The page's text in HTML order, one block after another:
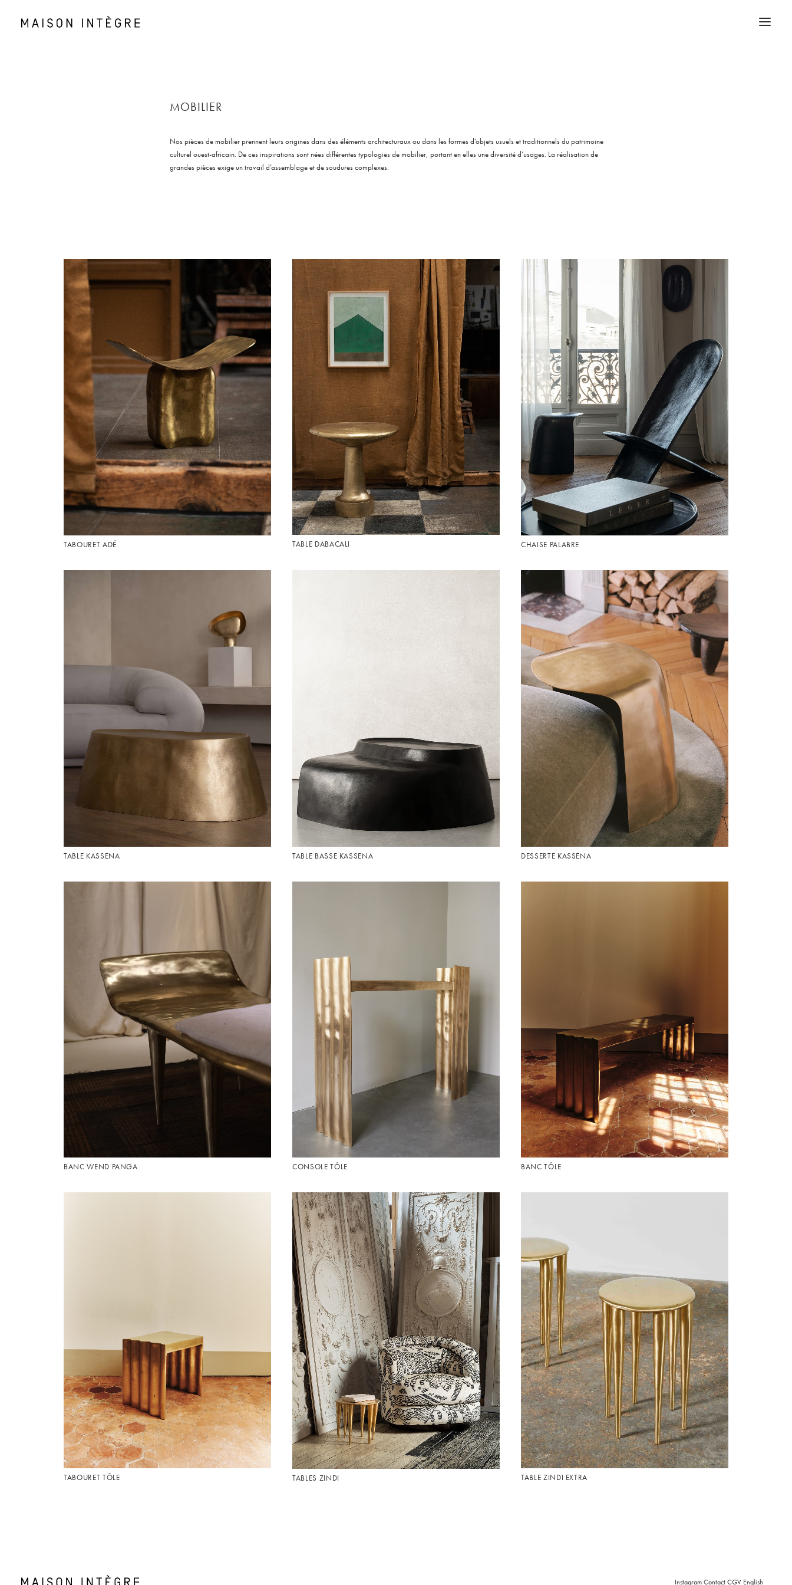
MOBILIER
Nos pièces de mobilier prennent leurs origines dans des éléments architecturaux ou dans les formes d’objets usuels et traditionnels du patrimoine
culturel ouest-africain. De ces inspirations sont nées différentes typologies de mobilier, portant en elles une diversité d’usages. La réalisation de
grandes pièces exige un travail d’assemblage et de soudures complexes.
TABOURET ADÉ TABLE DABACALI CHAISE PALABRE
TABLE KASSENA TABLE BASSE KASSENA DESSERTE KASSENA
BANC WEND PANGA CONSOLE TÔLE BANC TÔLE
TABOURET TÔLE TABLES ZINDI TABLE ZINDI EXTRA
InstagramContactCGV English